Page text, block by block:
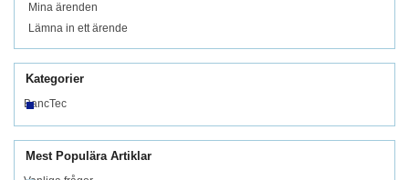
Mina ärenden
Lämna in ett ärende
Kategorier
BancTec
Mest Populära Artiklar